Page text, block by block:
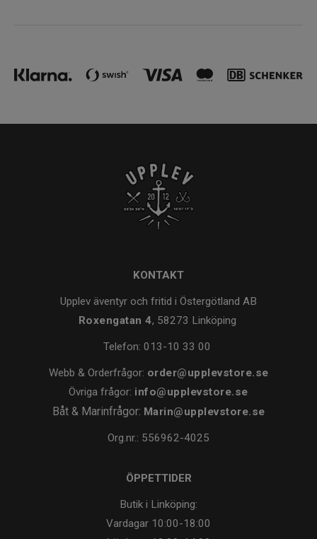
KONTAKT
Upplev äventyr och fritid i Östergötland AB
Roxengatan 4, 58273 Linköping
Telefon: 013-10 33 00
Webb & Orderfrågor: order@upplevstore.se
Övriga frågor: info@upplevstore.se
Båt & Marinfrågor: Marin@upplevstore.se
Org.nr.: 556962-4025
ÖPPETTIDER
Butik i Linköping:
Vardagar 10:00-18:00